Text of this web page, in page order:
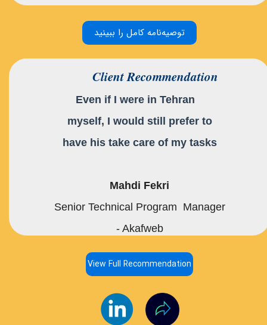
myself, I would still prefer to
have his take care of my tasks
Mahdi Fekri
Senior Technical Program Manager
- Akafweb
Client Recommendation
View Full Recommendation
توصیه‌نامه کامل را ببینید